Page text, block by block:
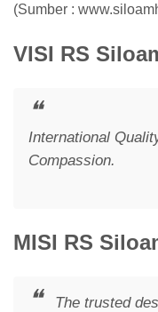
(Sumber :
VISI RS
International
Compassion.
MISI RS
The trusted